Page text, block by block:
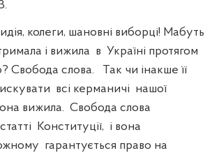
колеги, шановні виборці! Мабуть
і вижила в Україні протягом
Свобода слова.
Так чи інакше її
всі керманичі нашої
вижила. Свобода слова
Конституції, і вона
гарантується право на